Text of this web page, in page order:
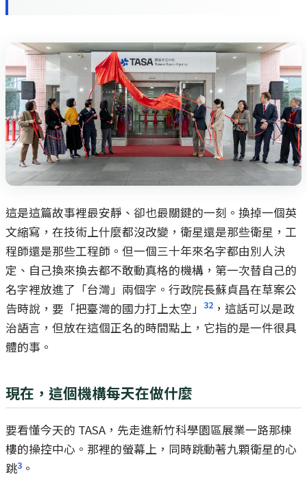
這是這篇故事裡最安靜、卻也最關鍵的一刻。換掉一個英
文縮寫，在技術上什麼都沒改變，衛星還是那些衛星，工
程師還是那些工程師。但一個三十年來名字都由別人決
定、自己換來換去都不敢動真格的機構，第一次替自己的
名字裡放進了「台灣」兩個字。行政院長蘇貞昌在草案公
告時說，要「把臺灣的國力打上太空」 32 ，這話可以是政
治語言，但放在這個正名的時間點上，它指的是一件很具
體的事。
現在，這個機構每天在做什麼
要看懂今天的 TASA，先走進新竹科學園區展業一路那棟
樓的操控中心。那裡的螢幕上，同時跳動著九顆衛星的心
跳3 。